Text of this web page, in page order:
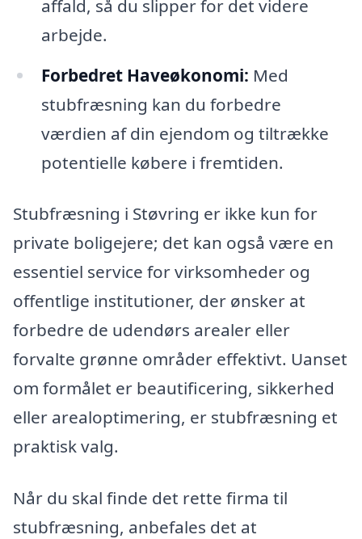
affald, så du slipper for det videre
arbejde.
Forbedret Haveøkonomi: Med
stubfræsning kan du forbedre
værdien af din ejendom og tiltrække
potentielle købere i fremtiden.
Stubfræsning i Støvring er ikke kun for
private boligejere; det kan også være en
essentiel service for virksomheder og
offentlige institutioner, der ønsker at
forbedre de udendørs arealer eller
forvalte grønne områder effektivt. Uanset
om formålet er beautificering, sikkerhed
eller arealoptimering, er stubfræsning et
praktisk valg.
Når du skal finde det rette firma til
stubfræsning, anbefales det at